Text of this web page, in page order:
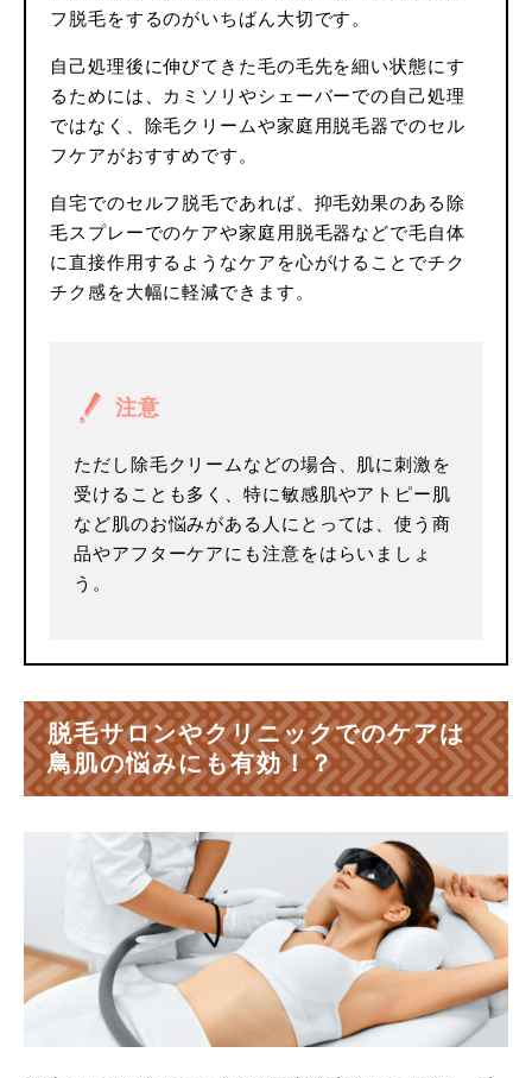
フ脱毛をするのがいちばん大切です。
自己処理後に伸びてきた毛の毛先を細い状態にす
るためには、カミソリやシェーバーでの自己処理
ではなく、除毛クリームや家庭用脱毛器でのセル
フケアがおすすめです。
自宅でのセルフ脱毛であれば、抑毛効果のある除
毛スプレーでのケアや家庭用脱毛器などで毛自体
に直接作用するようなケアを心がけることでチク
チク感を大幅に軽減できます。
注意
ただし除毛クリームなどの場合、肌に刺激を
受けることも多く、特に敏感肌やアトピー肌
など肌のお悩みがある人にとっては、使う商
品やアフターケアにも注意をはらいましょ
う。
脱毛サロンやクリニックでのケアは
鳥肌の悩みにも有効！？